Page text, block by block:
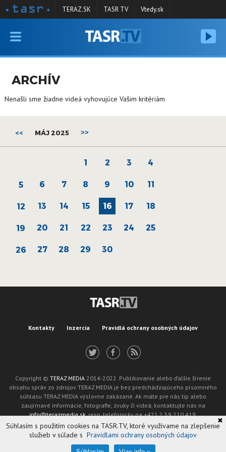
VYSIELANIE
SPRAVODAJSTVO
KONTAKT
TERAZ.SK TASR TV Vtedy.sk
ARCHÍV
Nenašli sme žiadne videá vyhovujúce Vašim kritériám
<< MÁJ 2025 >>
1 2 3 4
5 6 7 8 9 10 11
12 13 14 15 16 17 18
19 20 21 22 23 24 25
26 27 28 29 30
Kontakty Inzercia Pravidlá ochrany osobných údajov
Copyright © TERAZ MEDIA 2014-2022. Publikovanie alebo ďalšie šírenie
obsahu správ zo zdrojov TERAZ MEDIA je bez predchádzajúceho písomného
súhlasu TERAZ MEDIA výslovne zakázané. Ak máte pre nás tip alebo
zaujímavé informácie, fotografie, zvuky či videá, kontaktujte nás na
info@terazmedia.sk, resp. telefonicky na +421 2 59 210 419.
Žiadosť o zverejnenie opravy v zmysle zákona o publikáciách je možné zaslať
na adresu oprava@tasr.sk.
Súhlasím s použitím cookies na TASR.TV, ktoré využívame na zlepšenie
služieb v súlade s Pravidlami ochrany osobných údajov
✖